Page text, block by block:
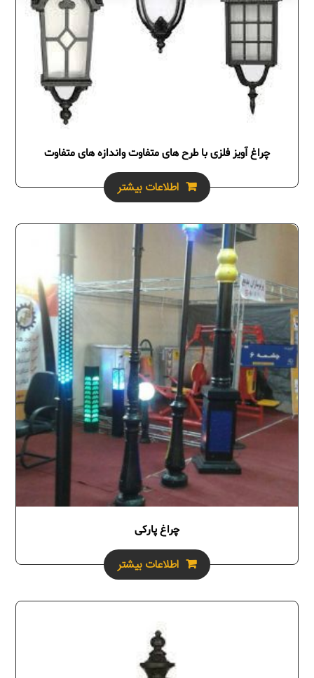
چراغ آویز فلزی با طرح های متفاوت واندازه های متفاوت
اطلاعات بیشتر
چراغ پارکی
اطلاعات بیشتر